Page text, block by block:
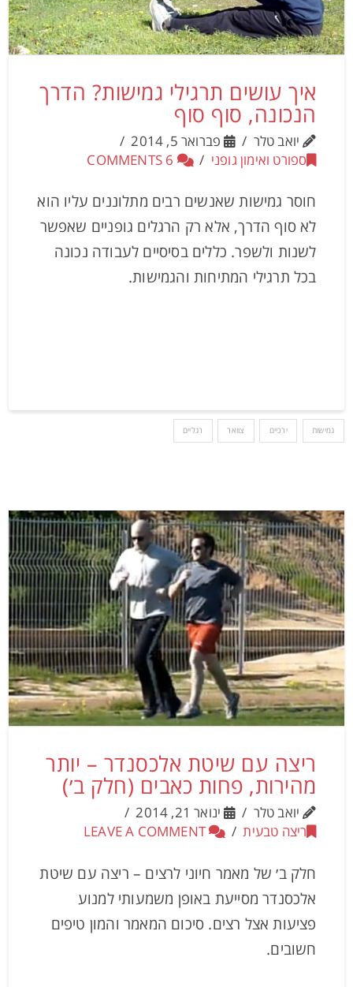
איך עושים תרגילי גמישות? הדרך
הנכונה, סוף סוף
יואב טלר
פברואר 5, 2014
ספורט ואימון גופני
חוסר גמישות שאנשים רבים מתלוננים עליו הוא
לא סוף הדרך, אלא רק הרגלים גופניים שאפשר
לשנות ולשפר. כללים בסיסיים לעבודה נכונה
בכל תרגילי המתיחות והגמישות.
גמישות ירכיים צוואר רגליים
ריצה עם שיטת אלכסנדר – יותר
מהירות, פחות כאבים (חלק ב׳)
יואב טלר
ינואר 21, 2014
ריצה טבעית
LEAVE A COMMENT
חלק ב׳ של מאמר חיוני לרצים – ריצה עם שיטת
אלכסנדר מסייעת באופן משמעותי למנוע
פציעות אצל רצים. סיכום המאמר והמון טיפים
חשובים.